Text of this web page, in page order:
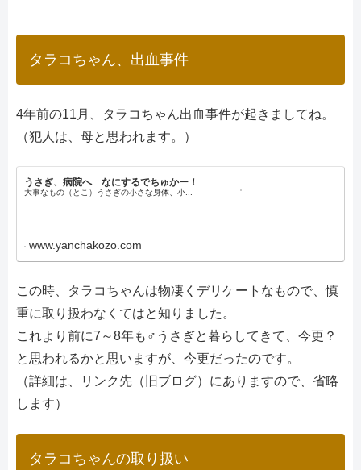
タラコちゃん、出血事件
4年前の11月、タラコちゃん出血事件が起きましてね。
（犯人は、母と思われます。）
うさぎ、病院へ なにするでちゅかー！
大事なもの（とこ）うさぎの小さな身体、小...
www.yanchakozo.com
この時、タラコちゃんは物凄くデリケートなもので、慎
重に取り扱わなくてはと知りました。
これより前に7～8年も♂うさぎと暮らしてきて、今更？
と思われるかと思いますが、今更だったのです。
（詳細は、リンク先（旧ブログ）にありますので、省略
します）
タラコちゃんの取り扱い